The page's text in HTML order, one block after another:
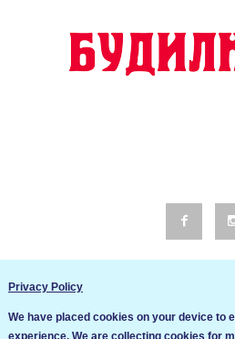
Privacy Policy
We have placed cookies on your device to
experience. We are collecting cookies for